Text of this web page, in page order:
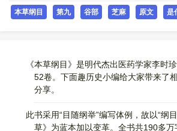
本草纲目 第九 谷部 芝麻 原文 是
《本草纲目》是明代杰出医药学家李时珍
52卷。下面趣历史小编给大家带来了
分享。
此书采用“目随纲举”编写体例，故以“纲
草》为蓝本加以变革。全书共190多